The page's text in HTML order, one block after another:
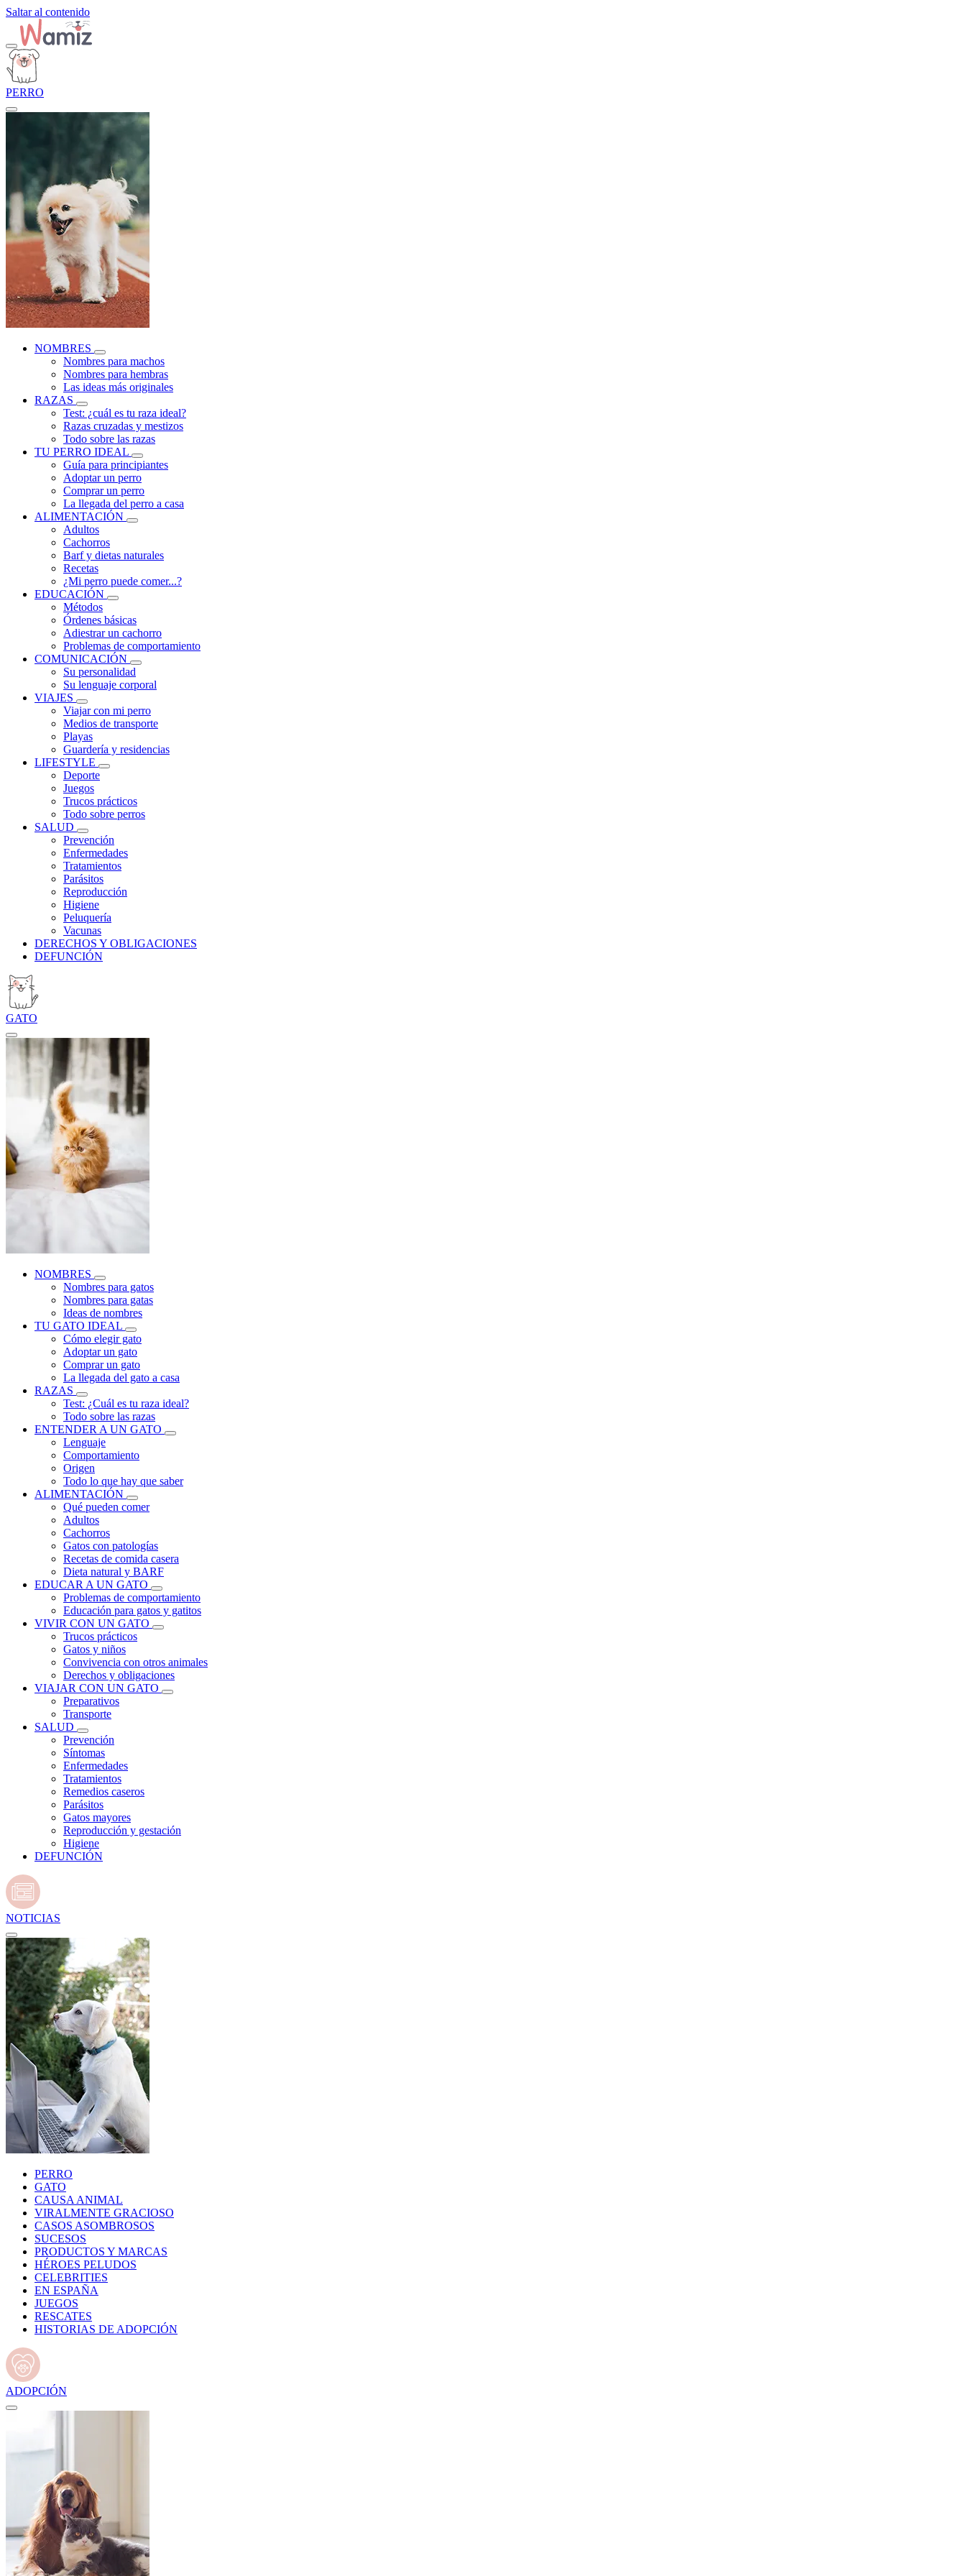
Saltar al contenido
PERRO
NOMBRES
Nombres para machos
Nombres para hembras
Las ideas más originales
RAZAS
Test: ¿cuál es tu raza ideal?
Razas cruzadas y mestizos
Todo sobre las razas
TU PERRO IDEAL
Guía para principiantes
Adoptar un perro
Comprar un perro
La llegada del perro a casa
ALIMENTACIÓN
Adultos
Cachorros
Barf y dietas naturales
Recetas
¿Mi perro puede comer...?
EDUCACIÓN
Métodos
Órdenes básicas
Adiestrar un cachorro
Problemas de comportamiento
COMUNICACIÓN
Su personalidad
Su lenguaje corporal
VIAJES
Viajar con mi perro
Medios de transporte
Playas
Guardería y residencias
LIFESTYLE
Deporte
Juegos
Trucos prácticos
Todo sobre perros
SALUD
Prevención
Enfermedades
Tratamientos
Parásitos
Reproducción
Higiene
Peluquería
Vacunas
DERECHOS Y OBLIGACIONES
DEFUNCIÓN
GATO
NOMBRES
Nombres para gatos
Nombres para gatas
Ideas de nombres
TU GATO IDEAL
Cómo elegir gato
Adoptar un gato
Comprar un gato
La llegada del gato a casa
RAZAS
Test: ¿Cuál es tu raza ideal?
Todo sobre las razas
ENTENDER A UN GATO
Lenguaje
Comportamiento
Origen
Todo lo que hay que saber
ALIMENTACIÓN
Qué pueden comer
Adultos
Cachorros
Gatos con patologías
Recetas de comida casera
Dieta natural y BARF
EDUCAR A UN GATO
Problemas de comportamiento
Educación para gatos y gatitos
VIVIR CON UN GATO
Trucos prácticos
Gatos y niños
Convivencia con otros animales
Derechos y obligaciones
VIAJAR CON UN GATO
Preparativos
Transporte
SALUD
Prevención
Síntomas
Enfermedades
Tratamientos
Remedios caseros
Parásitos
Gatos mayores
Reproducción y gestación
Higiene
DEFUNCIÓN
NOTICIAS
PERRO
GATO
CAUSA ANIMAL
VIRALMENTE GRACIOSO
CASOS ASOMBROSOS
SUCESOS
PRODUCTOS Y MARCAS
HÉROES PELUDOS
CELEBRITIES
EN ESPAÑA
JUEGOS
RESCATES
HISTORIAS DE ADOPCIÓN
ADOPCIÓN